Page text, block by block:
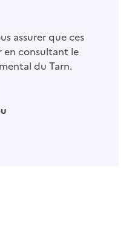
assurer que ces
en consultant le
du Tarn.